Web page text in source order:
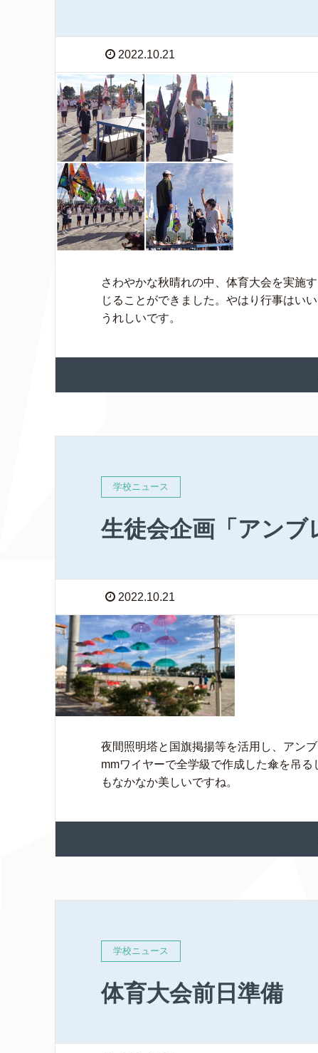
2022.10.21
さわやかな秋晴れの中、体育大会を実施
じることができました。やはり行事はい
うれしいです。
学校ニュース
生徒会企画「アンブ
2022.10.21
夜間照明塔と国旗掲揚等を活用し、アン
mmワイヤーで全学級で作成した傘を吊
もなかなか美しいですね。
学校ニュース
体育大会前日準備